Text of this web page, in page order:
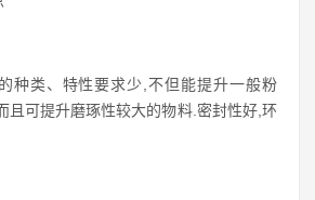
种类、特性要求少,不但能提升一般粉
且可提升磨琢性较大的物料.密封性好,环